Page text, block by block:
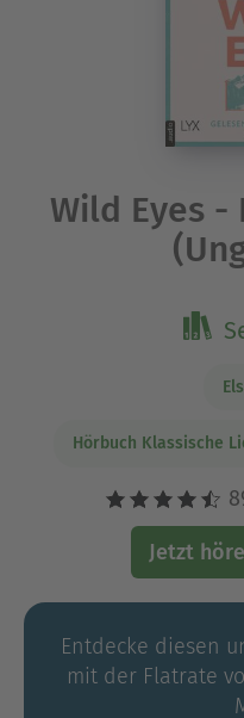
Wild Eyes -
Hörbuch Klassische
Jetzt
Entdecke diesen
mit der Flatrate